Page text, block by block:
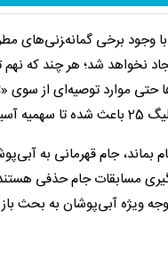
برخی گمانه‌‍زنی‌های
نخواهد شد؛ هر چند که نهم
پیگیر آن هستند که اگر لیگ 25 قرار است نیمه‌تمام
مسابقات جام حذفی
ویژه آبی‌پوشان به بحث